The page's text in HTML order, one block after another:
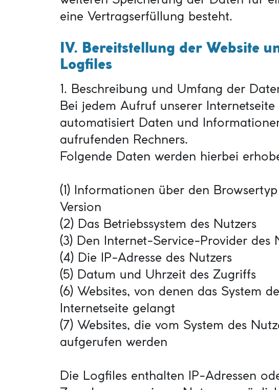
eine Vertragserfüllung besteht.
IV. Bereitstellung der Website
Logfiles
1. Beschreibung und Umfang der
Bei jedem Aufruf unserer
automatisiert Daten und
aufrufenden Rechners.
Folgende Daten werden hierbei
(1) Informationen über den
Version
(2) Das Betriebssystem des Nutzers
(3) Den Internet-Service-Provider des
(4) Die IP-Adresse des Nutzers
(5) Datum und Uhrzeit des Zugriffs
(6) Websites, von denen das System
Internetseite gelangt
(7) Websites, die vom System des
aufgerufen werden
Die Logfiles enthalten IP-Adressen